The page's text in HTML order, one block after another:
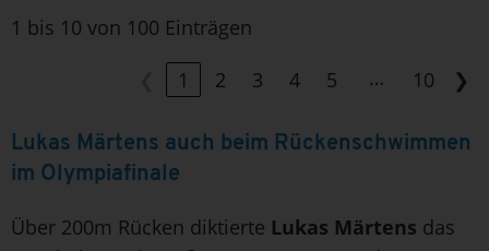
1 bis 10 von 100 Einträgen
1 2 3 4 5 … 10 ❯
Lukas Märtens auch beim Rückenschwimmen
im Olympiafinale
Über 200m Rücken diktierte Lukas Märtens das